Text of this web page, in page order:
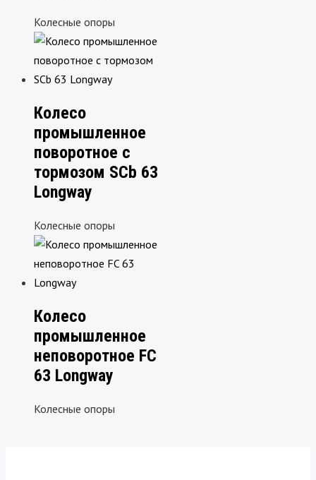
Колесные опоры
Колесо
промышленное
поворотное с
тормозом SCb 63
Longway
Колесные опоры
Колесо
промышленное
неповоротное FC
63 Longway
Колесные опоры